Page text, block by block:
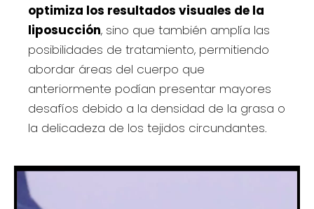
optimiza los resultados visuales de la
liposucción, sino que también amplía las
posibilidades de tratamiento, permitiendo
abordar áreas del cuerpo que
anteriormente podían presentar mayores
desafíos debido a la densidad de la grasa o
la delicadeza de los tejidos circundantes.